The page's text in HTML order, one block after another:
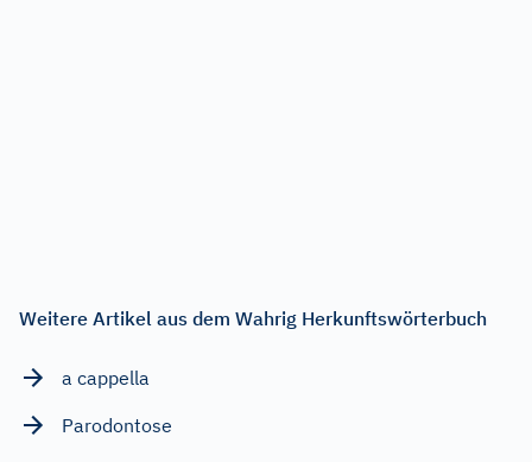
Weitere Artikel aus dem Wahrig Herkunftswörterbuch
a cappella
Parodontose